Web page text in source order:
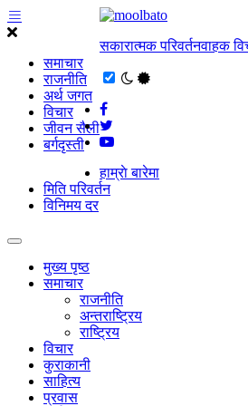
समाचार
राजनीति
अर्थ जगत
विचार
जीवन सैली
बर्गदृस्ती
सकारात्मक परिवर्तनवाहक
हाम्राे बारेमा
मिति परिवर्तन
विनिमय दर
मुख्य पृष्ठ
समाचार
राजनीति
अन्तराष्ट्रिय
राष्ट्रिय
विचार
कुराकानी
साहित्य
प्रवास